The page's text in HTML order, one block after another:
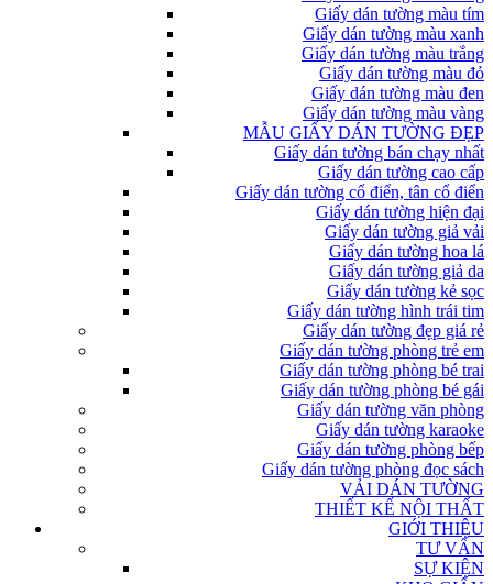
Giấy dán tường màu tím
Giấy dán tường màu xanh
Giấy dán tường màu trắng
Giấy dán tường màu đỏ
Giấy dán tường màu đen
Giấy dán tường màu vàng
MẪU GIẤY DÁN TƯỜNG ĐẸP
Giấy dán tường bán chạy nhất
Giấy dán tường cao cấp
Giấy dán tường cổ điển, tân cổ điển
Giấy dán tường hiện đại
Giấy dán tường giả vải
Giấy dán tường hoa lá
Giấy dán tường giả da
Giấy dán tường kẻ sọc
Giấy dán tường hình trái tim
Giấy dán tường đẹp giá rẻ
Giấy dán tường phòng trẻ em
Giấy dán tường phòng bé trai
Giấy dán tường phòng bé gái
Giấy dán tường văn phòng
Giấy dán tường karaoke
Giấy dán tường phòng bếp
Giấy dán tường phòng đọc sách
VẢI DÁN TƯỜNG
THIẾT KẾ NỘI THẤT
GIỚI THIỆU
TƯ VẤN
SỰ KIỆN